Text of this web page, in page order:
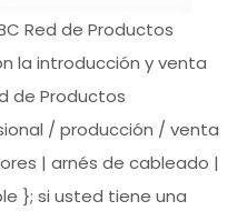
Red de Productos
la introducción y venta
de Productos
/ producción / venta
| arnés de cableado |
}; si usted tiene una